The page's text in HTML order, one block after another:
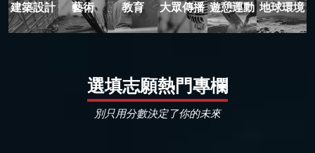
建築設計 藝術 教育 大眾傳播 遊憩運動 地球環境
選填志願熱門專欄
別只用分數決定了你的未來